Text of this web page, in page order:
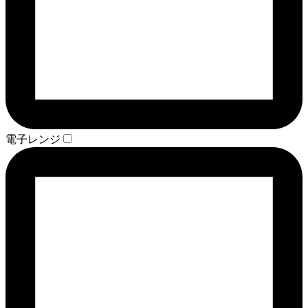
電子レンジ